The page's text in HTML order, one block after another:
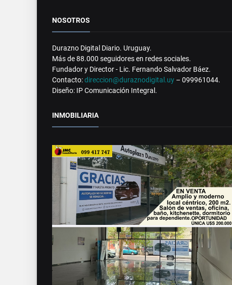
NOSOTROS
Durazno Digital Diario. Uruguay.
Más de 88.000 seguidores en redes sociales.
Fundador y Director - Lic. Fernando Salvador Báez.
Contacto:direccion@duraznodigital.uy – 099961044.
Diseño: IP Comunicación Integral.
INMOBILIARIA